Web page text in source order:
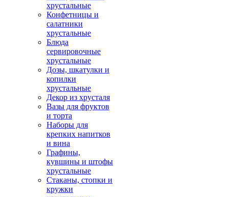
хрустальные
Конфетницы и
салатники
хрустальные
Блюда
сервировочные
хрустальные
Дозы, шкатулки и
копилки
хрустальные
Декор из хрусталя
Вазы для фруктов
и торта
Наборы для
крепких напитков
и вина
Графины,
кувшины и штофы
хрустальные
Стаканы, стопки и
кружки